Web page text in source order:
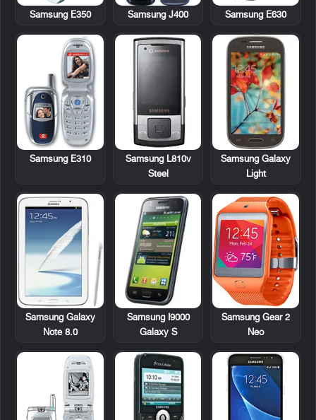
Samsung E630
Samsung J400
Samsung E350
Samsung Galaxy
Light
Samsung L810v
Steel
Samsung E310
Samsung Gear 2
Neo
Samsung I9000
Galaxy S
Samsung Galaxy
Note 8.0